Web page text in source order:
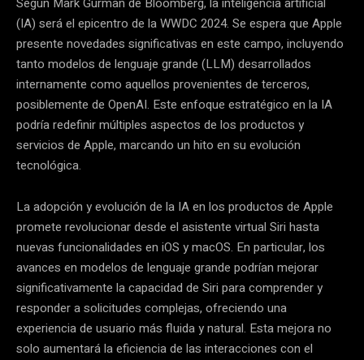
(IA) será el epicentro de la WWDC 2024. Se espera que Apple
presente novedades significativas en este campo, incluyendo
tanto modelos de lenguaje grande (LLM) desarrollados
internamente como aquellos provenientes de terceros,
posiblemente de OpenAI. Este enfoque estratégico en la IA
podría redefinir múltiples aspectos de los productos y
servicios de Apple, marcando un hito en su evolución
tecnológica.
La adopción y evolución de la IA en los productos de Apple
promete revolucionar desde el asistente virtual Siri hasta
nuevas funcionalidades en iOS y macOS. En particular, los
avances en modelos de lenguaje grande podrían mejorar
significativamente la capacidad de Siri para comprender y
responder a solicitudes complejas, ofreciendo una
experiencia de usuario más fluida y natural. Esta mejora no
solo aumentará la eficiencia de las interacciones con el